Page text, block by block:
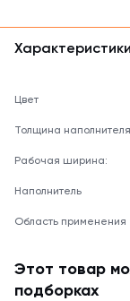
не
Характеристики
Цвет
Толщина наполнителя
Рабочая ширина:
Наполнитель
Область применения
Этот товар
подборках